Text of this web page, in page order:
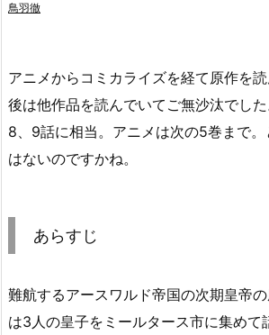
鳥羽徹
アニメからコミカライズを経て原作を
後は他作品を読んでいてご無沙汰でし
8、9話に相当。アニメは次の5巻まで
はないのですかね。
あらすじ
難航するアースワルド帝国の次期皇帝
は3人の皇子をミールタース市に集めて